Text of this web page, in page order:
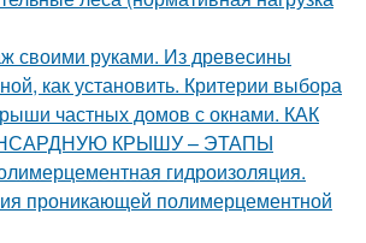
своими руками. Из древесины
как установить. Критерии выбора
частных домов с окнами. КАК
КРЫШУ – ЭТАПЫ
гидроизоляция.
проникающей полимерцементной